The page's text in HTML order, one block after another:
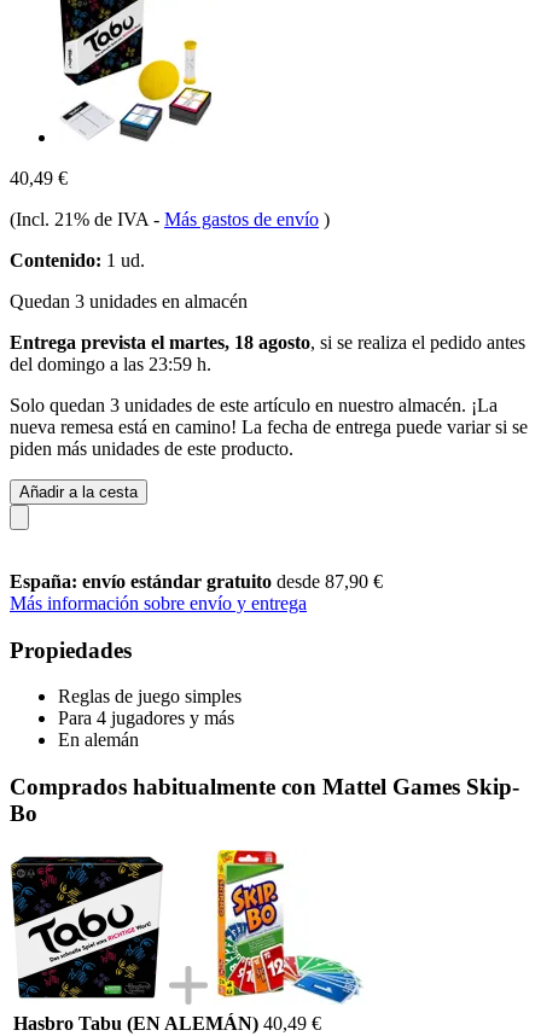
40,49 €
(Incl. 21% de IVA - Más gastos de envío )
Contenido: 1 ud.
Quedan 3 unidades en almacén
Entrega prevista el martes, 18 agosto, si se realiza el pedido antes
del domingo a las 23:59 h.
Solo quedan 3 unidades de este artículo en nuestro almacén. ¡La
nueva remesa está en camino! La fecha de entrega puede variar si se
piden más unidades de este producto.
Añadir a la cesta
España: envío estándar gratuito desde 87,90 €
Más información sobre envío y entrega
Propiedades
Reglas de juego simples
Para 4 jugadores y más
En alemán
Comprados habitualmente con Mattel Games Skip-
Bo
Hasbro Tabu (EN ALEMÁN) 40,49 €